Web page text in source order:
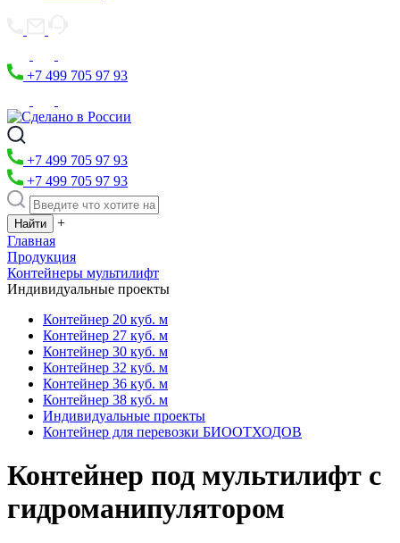
+7 499 705 97 93
+7 499 705 97 93
+7 499 705 97 93
+
Главная
Продукция
Контейнеры мультилифт
Индивидуальные проекты
Контейнер 20 куб. м
Контейнер 27 куб. м
Контейнер 30 куб. м
Контейнер 32 куб. м
Контейнер 36 куб. м
Контейнер 38 куб. м
Индивидуальные проекты
Контейнер для перевозки БИООТХОДОВ
Контейнер под мультилифт с
гидроманипулятором